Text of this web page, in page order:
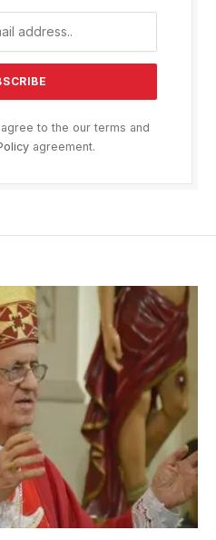
to the our terms and
agreement.